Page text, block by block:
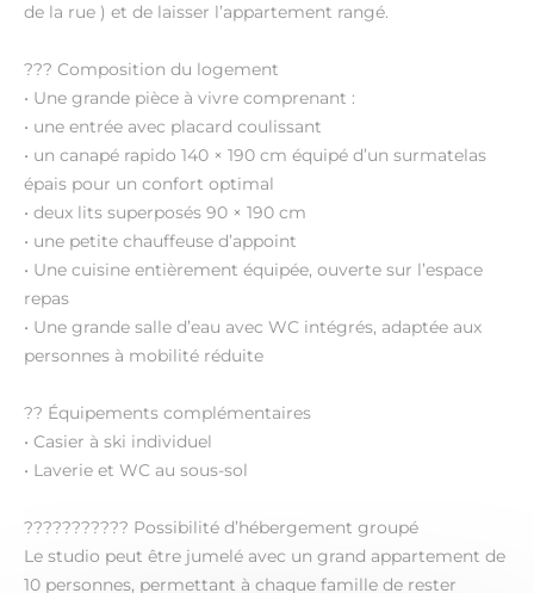
de la rue ) et de laisser l’appartement rangé.
??? Composition du logement
• Une grande pièce à vivre comprenant :
• une entrée avec placard coulissant
• un canapé rapido 140 × 190 cm équipé d’un surmatelas
épais pour un confort optimal
• deux lits superposés 90 × 190 cm
• une petite chauffeuse d’appoint
• Une cuisine entièrement équipée, ouverte sur l’espace
repas
• Une grande salle d’eau avec WC intégrés, adaptée aux
personnes à mobilité réduite
?? Équipements complémentaires
• Casier à ski individuel
• Laverie et WC au sous-sol
??????????? Possibilité d’hébergement groupé
Le studio peut être jumelé avec un grand appartement de
10 personnes, permettant à chaque famille de rester